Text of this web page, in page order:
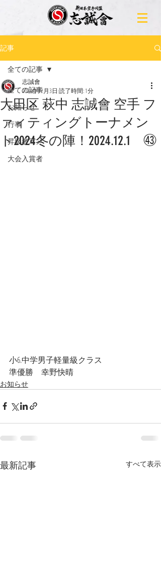
記事
全ての記事
お知らせ
行事
昇級者写メ
大会入賞者
全ての記事
大田区 萩中 志誠會 空手 フ
ァィティングトーナメン
ト2024冬の陣！2024.12.1 ㊸
志誠會
2024年12月3日 読了時間: 1分
小6.中学男子軽量級クラス
準優勝　幸野快晴
お知らせ
最新記事 すべて表示